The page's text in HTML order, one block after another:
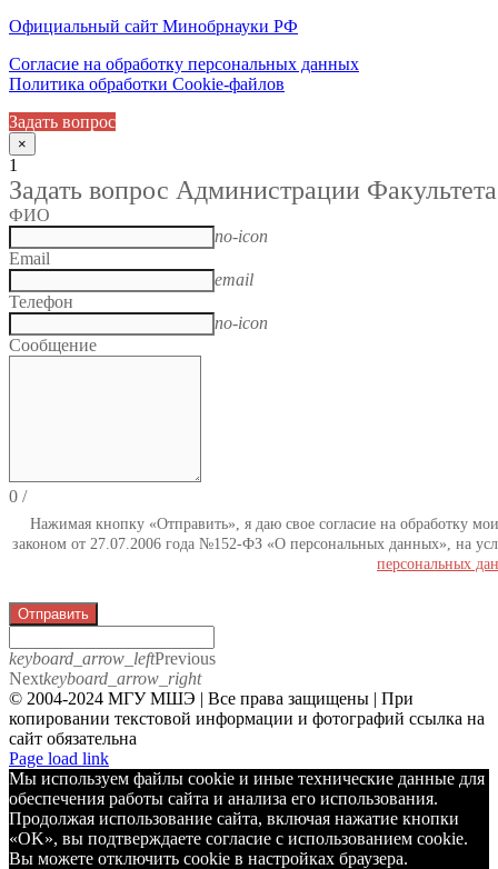
Официальный сайт Минобрнауки РФ
Согласие на обработку персональных данных
Политика обработки Cookie-файлов
Задать вопрос
×
1
Задать вопрос Администрации Факультета
ФИО
no-icon
Email
email
Телефон
no-icon
Сообщение
0 /
Нажимая кнопку «Отправить», я даю свое согласие на обработку
законом от 27.07.2006 года №152-ФЗ «О персональных данных», на
персональных
Отправить
keyboard_arrow_leftPrevious
Nextkeyboard_arrow_right
© 2004-2024 МГУ МШЭ | Все права защищены | При
копировании текстовой информации и фотографий ссылка на
сайт обязательна
Telegram
Page load link
Мы используем файлы cookie и иные технические данные для
обеспечения работы сайта и анализа его использования.
Продолжая использование сайта, включая нажатие кнопки
«OK», вы подтверждаете согласие с использованием cookie.
Вы можете отключить cookie в настройках браузера.